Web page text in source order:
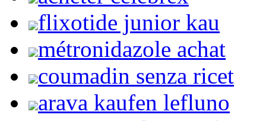
flixotide junior kau
métronidazole achat
coumadin senza ricet
arava kaufen lefluno